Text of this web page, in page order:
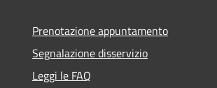
Prenotazione appuntamento
Segnalazione disservizio
Leggi le FAQ